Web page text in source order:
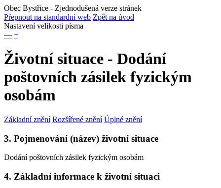
Obec Bystřice - Zjednodušená verze stránek
Přepnout na standardní web Zpět na úvod
Nastavení velikosti písma
— +
Životní situace - Dodání
poštovních zásilek fyzickým
osobám
Základní znění Rozšířené znění Úplné znění
3. Pojmenování (název) životní situace
Dodání poštovních zásilek fyzickým osobám
4. Základní informace k životní situaci